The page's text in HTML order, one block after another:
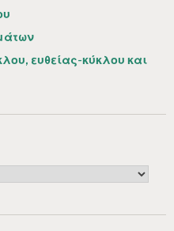
ευθείας-κύκλου και